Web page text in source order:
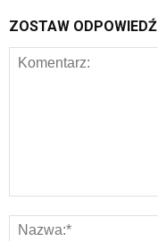
ZOSTAW ODPOWIEDŹ